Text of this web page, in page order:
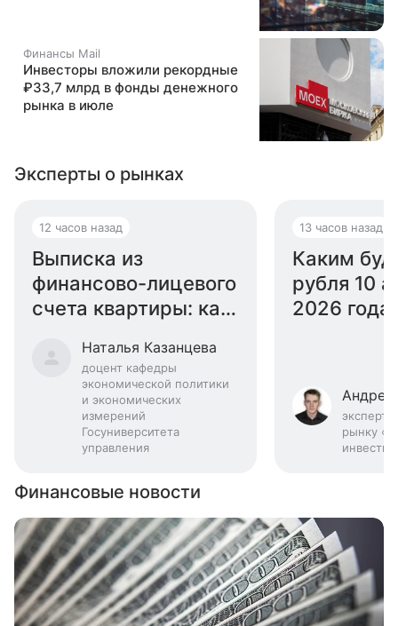
Финансы Mail
Инвесторы вложили рекордные
₽33,7 млрд в фонды денежного
рынка в июле
Эксперты о рынках
12 часов назад
Выписка из
финансово-лицевого
счета квартиры: как
Наталья Казанцева
доцент кафедры
экономической политики
и экономических
измерений
Госуниверситета
управления
13 часов назад
Каким
рубля 10
2026
эксперт
рынку
Финансовые новости